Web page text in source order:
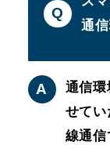
Q
通
A
通信
せて
線通信